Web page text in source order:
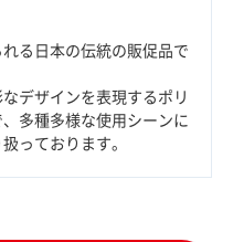
る日本の伝統の販促品で
デザインを表現するポリ
多種多様な使用シーンに
っております。